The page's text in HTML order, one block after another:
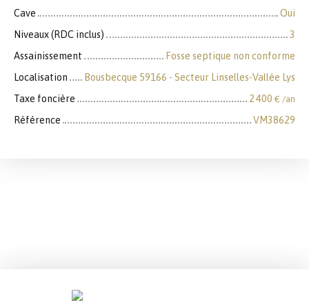
Cave
Oui
Niveaux (RDC inclus)
3
Assainissement
Fosse septique non conforme
Localisation
Bousbecque 59166 - Secteur Linselles-Vallée Lys
Taxe foncière
2 400 € /an
Référence VM38629